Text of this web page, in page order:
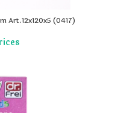
Art.12x120x5 (0417)